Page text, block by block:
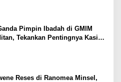
Pimpin Ibadah di GMIM
Tekankan Pentingnya Kasih
Reses di Ranomea Minsel,